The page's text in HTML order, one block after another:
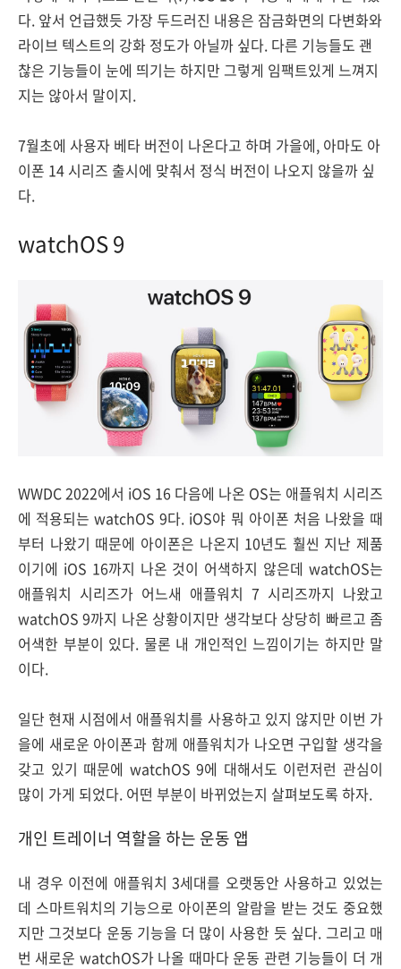
다. 앞서 언급했듯 가장 두드러진 내용은 잠금화면의 다변화와
라이브 텍스트의 강화 정도가 아닐까 싶다. 다른 기능들도 괜
찮은 기능들이 눈에 띄기는 하지만 그렇게 임팩트있게 느껴지
지는 않아서 말이지.
7월초에 사용자 베타 버전이 나온다고 하며 가을에, 아마도 아
이폰 14 시리즈 출시에 맞춰서 정식 버전이 나오지 않을까 싶
다.
watchOS 9
WWDC 2022에서 iOS 16 다음에 나온 OS는 애플워치 시리즈
에 적용되는 watchOS 9다. iOS야 뭐 아이폰 처음 나왔을 때
부터 나왔기 때문에 아이폰은 나온지 10년도 훨씬 지난 제품
이기에 iOS 16까지 나온 것이 어색하지 않은데 watchOS는
애플워치 시리즈가 어느새 애플워치 7 시리즈까지 나왔고
watchOS 9까지 나온 상황이지만 생각보다 상당히 빠르고 좀
어색한 부분이 있다. 물론 내 개인적인 느낌이기는 하지만 말
이다.
일단 현재 시점에서 애플워치를 사용하고 있지 않지만 이번 가
을에 새로운 아이폰과 함께 애플워치가 나오면 구입할 생각을
갖고 있기 때문에 watchOS 9에 대해서도 이런저런 관심이
많이 가게 되었다. 어떤 부분이 바뀌었는지 살펴보도록 하자.
개인 트레이너 역할을 하는 운동 앱
내 경우 이전에 애플워치 3세대를 오랫동안 사용하고 있었는
데 스마트워치의 기능으로 아이폰의 알람을 받는 것도 중요했
지만 그것보다 운동 기능을 더 많이 사용한 듯 싶다. 그리고 매
번 새로운 watchOS가 나올 때마다 운동 관련 기능들이 더 개